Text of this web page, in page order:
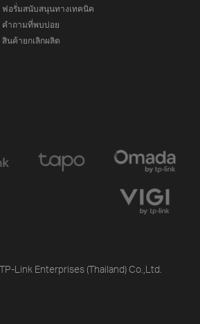
ฟอรั่มสนับสนุนทางเทคนิค
คำถามที่พบบ่อย
สินค้ายกเลิกผลิต
Link Enterprises (Thailand) Co.,Ltd.